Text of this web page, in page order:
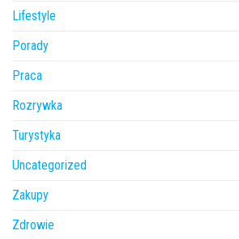
Lifestyle
Porady
Praca
Rozrywka
Turystyka
Uncategorized
Zakupy
Zdrowie